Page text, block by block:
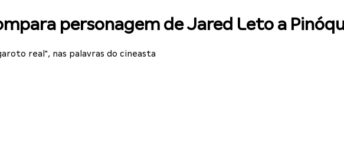
personagem de Jared Leto a
real", nas palavras do cineasta